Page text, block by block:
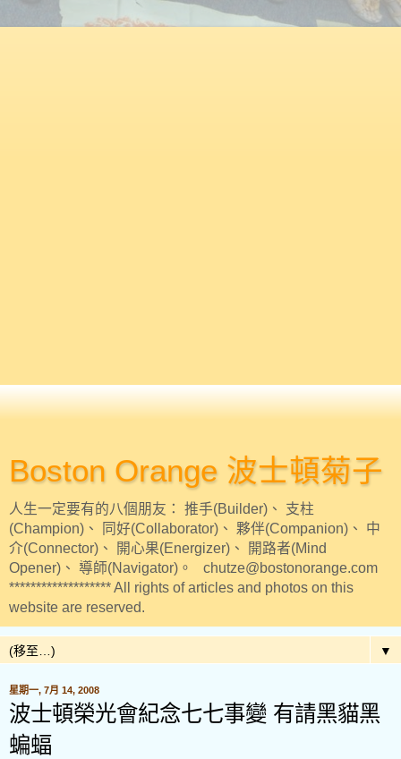
Boston Orange 波士頓菊子
人生一定要有的八個朋友： 推手(Builder)、 支柱
(Champion)、 同好(Collaborator)、 夥伴(Companion)、 中
介(Connector)、 開心果(Energizer)、 開路者(Mind
Opener)、 導師(Navigator)。 chutze@bostonorange.com
******************* All rights of articles and photos on this
website are reserved.
▼
星期一, 7月 14, 2008
波士頓榮光會紀念七七事變 有請黑貓黑
蝙蝠